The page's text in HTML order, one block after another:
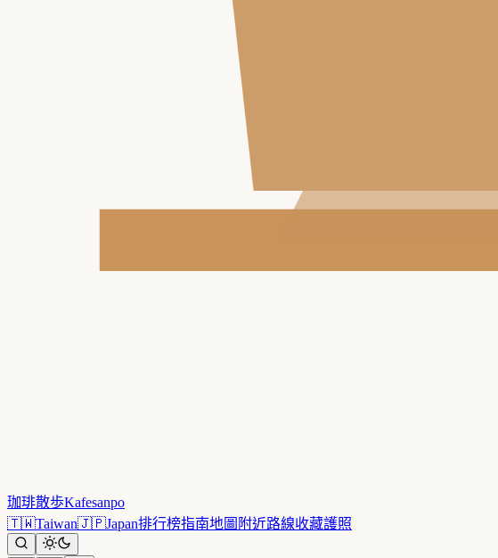
珈琲散歩Kafesanpo
🇹🇼Taiwan🇯🇵Japan排行榜指南地圖 附近路線收藏護照